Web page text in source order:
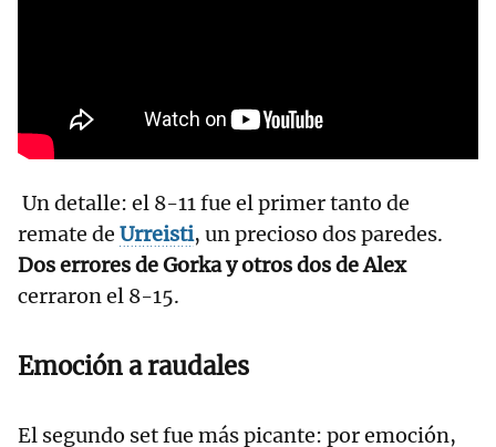
Un detalle: el 8-11 fue el primer tanto de
remate de Urreisti, un precioso dos paredes.
Dos errores de Gorka y otros dos de Alex
cerraron el 8-15.
Emoción a raudales
El segundo set fue más picante: por emoción,